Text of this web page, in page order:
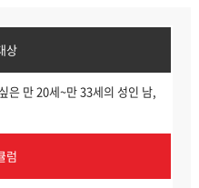
상
은 만 20세~만 33세의 성인 남,
럼